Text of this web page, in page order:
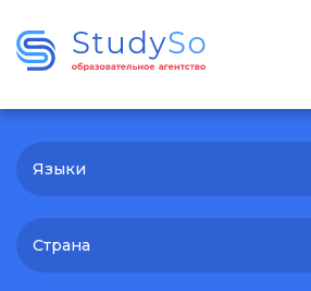
Языки
Страна